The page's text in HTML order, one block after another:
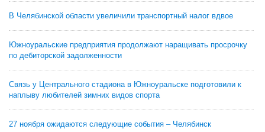
В Челябинской области увеличили транспортный налог вдвое
Южноуральские предприятия продолжают наращивать просрочку
по дебиторской задолженности
Связь у Центрального стадиона в Южноуральске подготовили к
наплыву любителей зимних видов спорта
27 ноября ожидаются следующие события – Челябинск